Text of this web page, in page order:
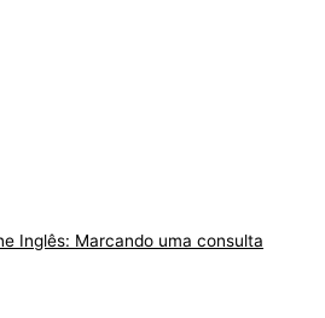
Inglês: Marcando uma consulta